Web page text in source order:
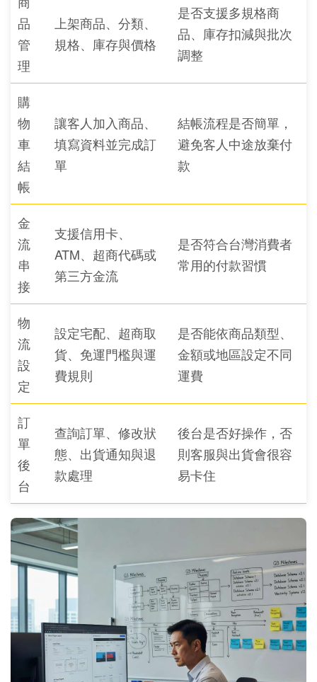
品
管
理
上架商品、分類、
規格、庫存與價格
是否支援多規格商
品、庫存扣減與批次
調整
購
物
車
結
帳
讓客人加入商品、
填寫資料並完成訂
單
結帳流程是否簡單，
避免客人中途放棄付
款
金
流
串
接
支援信用卡、
ATM、超商代碼或
第三方金流
是否符合台灣消費者
常用的付款習慣
物
流
設
定
設定宅配、超商取
貨、免運門檻與運
費規則
是否能依商品類型、
金額或地區設定不同
運費
訂
單
後
台
查詢訂單、修改狀
態、出貨通知與退
款處理
後台是否好操作，否
則客服與出貨會很容
易卡住